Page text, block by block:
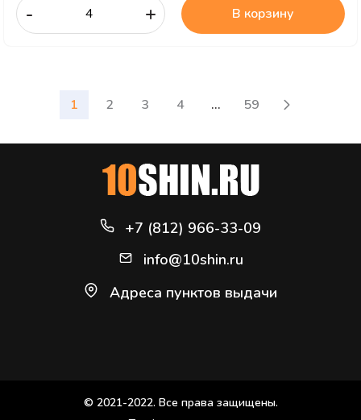
- + В корзину
1 2 3 4 ... 59
+7 (812) 966-33-09
info@10shin.ru
Адреса пунктов выдачи
© 2021-2022. Все права защищены.